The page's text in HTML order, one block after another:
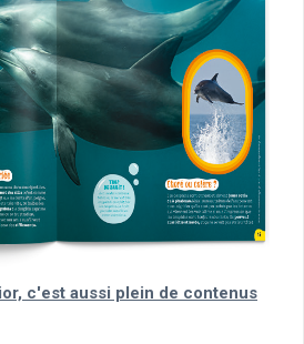
c'est aussi plein de contenus